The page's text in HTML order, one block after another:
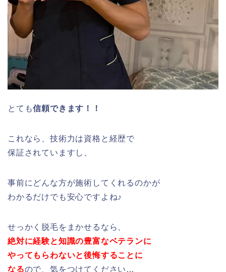
とても信頼できます！！
これなら、技術力は資格と経歴で
保証されていますし、
事前にどんな方が施術してくれるのかが
わかるだけでも安心ですよね♪
せっかく脱毛をまかせるなら、
絶対に経験と知識の豊富なベテランに
やってもらわないと後悔することに
なるので、気をつけてください…